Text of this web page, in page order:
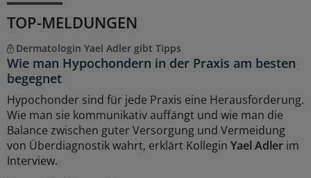
TOP-MELDUNGEN
Dermatologin Yael Adler gibt Tipps
Wie man Hypochondern in der Praxis am besten
begegnet
Hypochonder sind für jede Praxis eine Herausforderung.
Wie man sie kommunikativ auffängt und wie man die
Balance zwischen guter Versorgung und Vermeidung
von Überdiagnostik wahrt, erklärt Kollegin Yael Adler im
Interview.